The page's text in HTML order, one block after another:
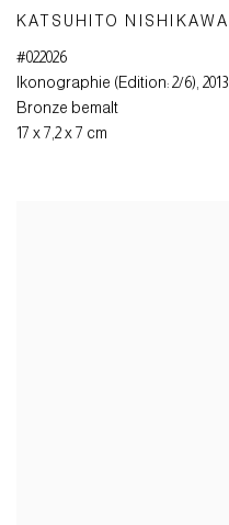
KATSUHITO NISHIKAWA
#022026
Ikonographie (Edition: 2/6), 2013
Bronze bemalt
17 x 7,2 x 7 cm